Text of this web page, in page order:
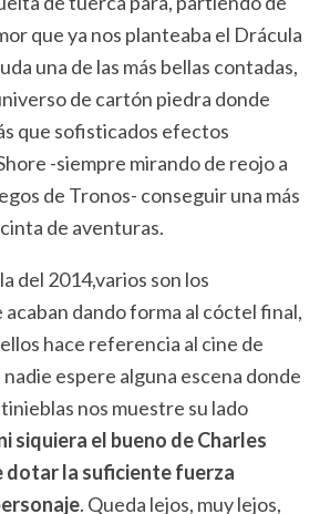
que ya nos planteaba el Drácula
una de las más bellas contadas,
de cartón piedra donde
que sofisticados efectos
-siempre mirando de reojo a
de Tronos- conseguir una más
de aventuras.
del 2014,varios son los
dando forma al cóctel final,
hace referencia al cine de
espere alguna escena donde
nos muestre su lado
siquiera el bueno de Charles
dotar la suficiente fuerza
. Queda lejos, muy lejos,